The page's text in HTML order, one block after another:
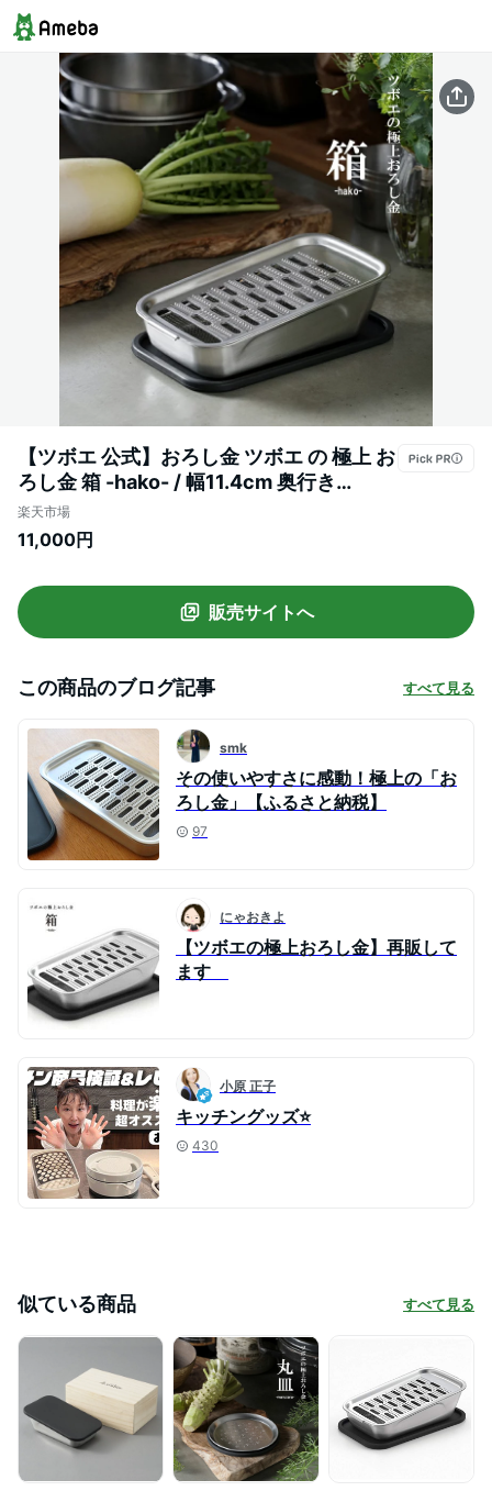
【ツボエ 公式】おろし金 ツボエ の 極上 お
ろし金 箱 -hako- / 幅11.4cm 奥行き
19.3cm 高さ6cm 550g / 大根おろし器
18-8 ステンレス 製 / 蓋 シリコーン製 / お
ト ギフト 箱 / メーカー公式 品番 GHS-010
日本製 燕三条 製
楽天市場
11,000円
販売サイトへ
この商品のブログ記事 すべて見る
smk
その使いやすさに感動！極上の「お
ろし金」【ふるさと納税】
97
にゃおきよ
【ツボエの極上おろし金】再販して
ます
小原 正子
キッチングッズ⭐
430
似ている商品 すべて見る